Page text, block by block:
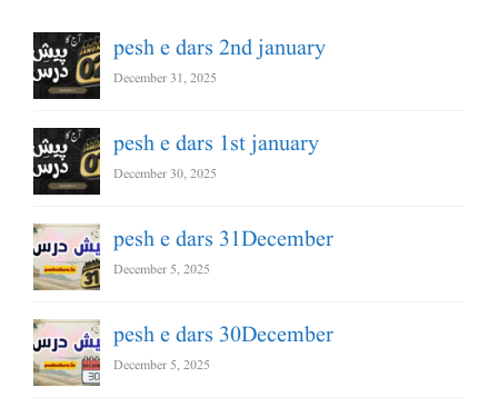
pesh e dars 2nd january
December 31, 2025
pesh e dars 1st january
December 30, 2025
pesh e dars 31December
December 5, 2025
pesh e dars 30December
December 5, 2025